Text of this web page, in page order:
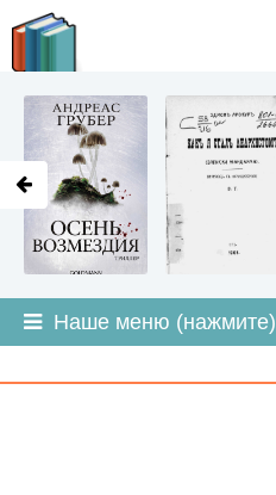
Наше меню (нажмите)
LITMIR.ORG